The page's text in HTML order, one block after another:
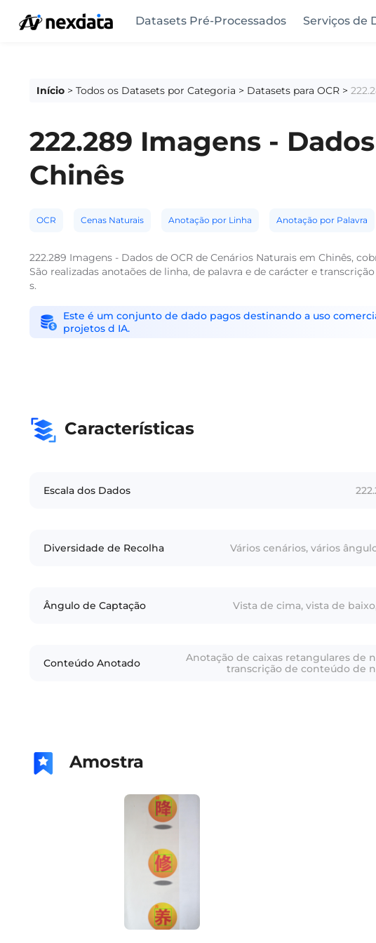
Datasets Pré-Processados Serviços de
Início > Todos os Datasets por Categoria > Datasets para OCR >
222.289 Imagens -
Chinês
OCR Cenas Naturais Anotação por Linha Anotação por Palavra
222.289 Imagens - Dados de OCR de Cenários Naturais em Chinês,
São realizadas anotaões de linha, de palavra e de carácter e
s.
Este é um conjunto de dado pagos destinando a uso
projetos d IA.
Características
Escala dos Dados
Diversidade de Recolha Vários cenários, vários
Ângulo de Captação Vista de cima, vista de
Conteúdo Anotado
Anotação de caixas retangulares de
transcrição de conteúdo de
Amostra